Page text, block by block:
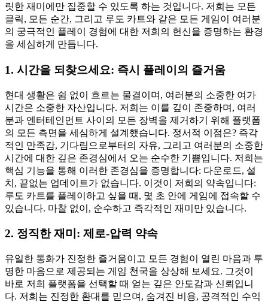
릿한 재미에만 집중할 수 있도록 하는 것입니다. 저희는 모든
클릭, 모든 순간, 그리고 루도 카트와 같은 모든 게임이 여러분
의 궁극적인 플레이 경험에 대한 저희의 헌신을 증명하는 환경
을 세심하게 만듭니다.
1. 시간을 되찾으세요: 즉시 플레이의 즐거움
현대 생활은 쉼 없이 흐르는 물결이며, 여러분의 소중한 여가
시간은 소중한 자산입니다. 저희는 이를 깊이 존중하며, 여러
분과 엔터테인먼트 사이의 모든 장벽을 제거하기 위해 플랫폼
의 모든 측면을 세심하게 설계했습니다. 정서적 이점은? 즉각
적인 만족감, 기다림으로부터의 자유, 그리고 여러분의 소중한
시간에 대한 깊은 존경심에서 오는 순수한 기쁨입니다. 저희는
핵심 기능을 통해 이러한 존경심을 증명합니다: 다운로드, 설
치, 끝없는 업데이트가 없습니다. 이것이 저희의 약속입니다:
루도 카트를 플레이하고 싶을 때, 몇 초 안에 게임에 접속할 수
있습니다. 마찰 없이, 순수하고 즉각적인 재미만 있습니다.
2. 정직한 재미: 제로-압력 약속
유일한 통화가 진정한 즐거움이고 모든 경험이 열린 마음과 투
명한 마음으로 제공되는 게임 천국을 상상해 보세요. 그것이
바로 저희 플랫폼을 선택할 때 얻는 깊은 안도감과 신뢰입니
다. 저희는 진정한 환대를 믿으며, 숨겨진 비용, 공격적인 수익